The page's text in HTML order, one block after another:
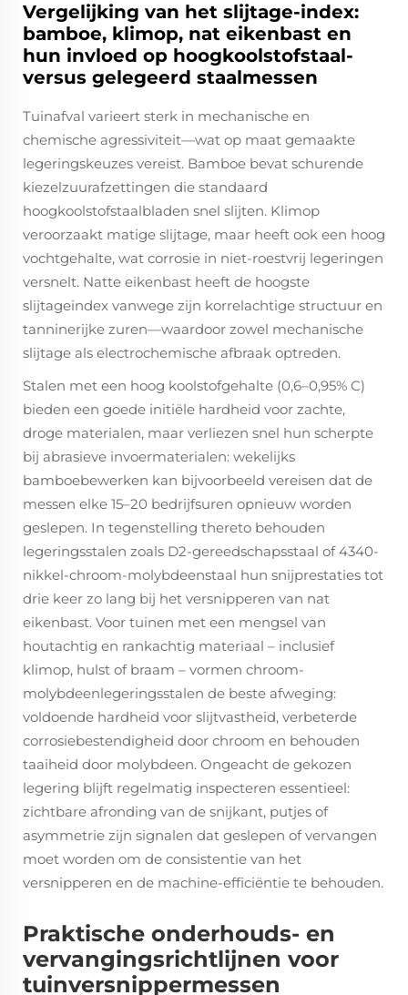
Vergelijking van het slijtage-index:
bamboe, klimop, nat eikenbast en
hun invloed op hoogkoolstofstaal-
versus gelegeerd staalmessen
Tuinafval varieert sterk in mechanische en
chemische agressiviteit—wat op maat gemaakte
legeringskeuzes vereist. Bamboe bevat schurende
kiezelzuurafzettingen die standaard
hoogkoolstofstaalbladen snel slijten. Klimop
veroorzaakt matige slijtage, maar heeft ook een hoog
vochtgehalte, wat corrosie in niet-roestvrij legeringen
versnelt. Natte eikenbast heeft de hoogste
slijtageindex vanwege zijn korrelachtige structuur en
tanninerijke zuren—waardoor zowel mechanische
slijtage als electrochemische afbraak optreden.
Stalen met een hoog koolstofgehalte (0,6–0,95% C)
bieden een goede initiële hardheid voor zachte,
droge materialen, maar verliezen snel hun scherpte
bij abrasieve invoermaterialen: wekelijks
bamboebewerken kan bijvoorbeeld vereisen dat de
messen elke 15–20 bedrijfsuren opnieuw worden
geslepen. In tegenstelling thereto behouden
legeringsstalen zoals D2-gereedschapsstaal of 4340-
nikkel-chroom-molybdeenstaal hun snijprestaties tot
drie keer zo lang bij het versnipperen van nat
eikenbast. Voor tuinen met een mengsel van
houtachtig en rankachtig materiaal – inclusief
klimop, hulst of braam – vormen chroom-
molybdeenlegeringsstalen de beste afweging:
voldoende hardheid voor slijtvastheid, verbeterde
corrosiebestendigheid door chroom en behouden
taaiheid door molybdeen. Ongeacht de gekozen
legering blijft regelmatig inspecteren essentieel:
zichtbare afronding van de snijkant, putjes of
asymmetrie zijn signalen dat geslepen of vervangen
moet worden om de consistentie van het
versnipperen en de machine-efficiëntie te behouden.
Praktische onderhouds- en
vervangingsrichtlijnen voor
tuinversnippermessen